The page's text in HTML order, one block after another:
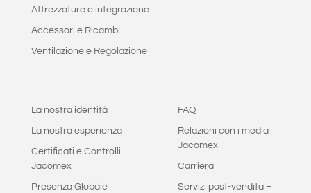
Attrezzature e integrazione
Accessori e Ricambi
Ventilazione e Regolazione
La nostra identità
La nostra esperienza
Certificati e Controlli
Jacomex
Presenza Globale
FAQ
Relazioni con i media
Jacomex
Carriera
Servizi post-vendita –